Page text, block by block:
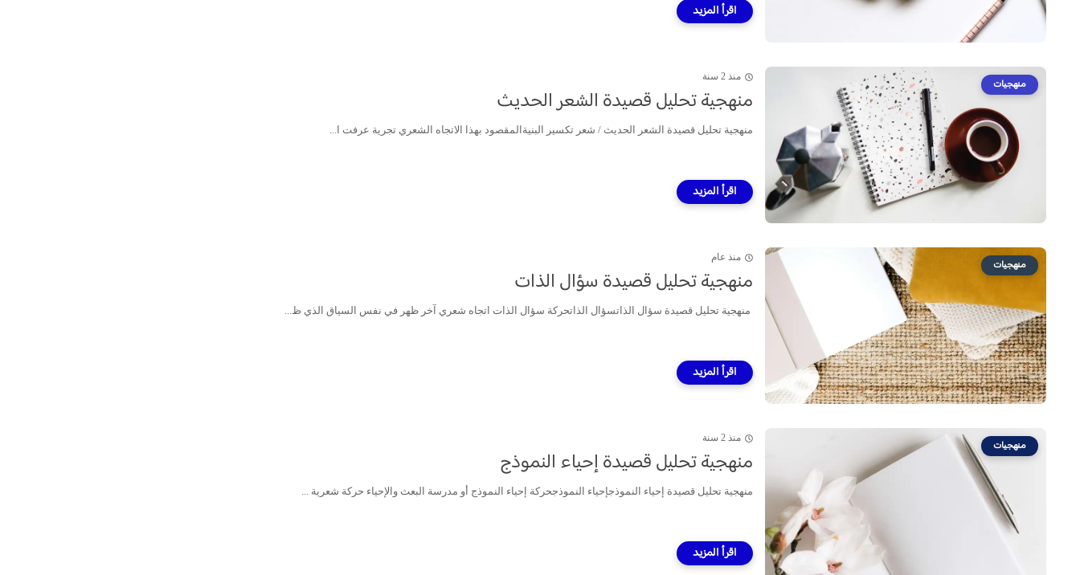
منهجيات منذ 2 سنة
منهجية تحليل قصيدة الشعر الحديث
منهجية تحليل قصيدة الشعر الحديث / شعر تكسير البنيةالمقصود بهذا الاتجاه الشعري تجرية عرفت ا...
منهجيات منذ عام
منهجية تحليل قصيدة سؤال الذات
منهجية تحليل قصيدة سؤال الذاتسؤال الذاتحركة سؤال الذات اتجاه شعري آخر ظهر في نفس السياق الذي ظ...
منهجيات منذ 2 سنة
منهجية تحليل قصيدة إحياء النموذج
منهجية تحليل قصيدة إحياء النموذجإحياء النموذجحركة إحياء النموذج أو مدرسة البعث والإحياء حركة شعرية ...